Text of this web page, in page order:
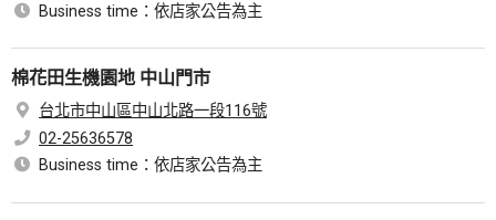
Business time：依店家公告為主
棉花田生機園地 中山門市
台北市中山區中山北路一段116號
02-25636578
Business time：依店家公告為主